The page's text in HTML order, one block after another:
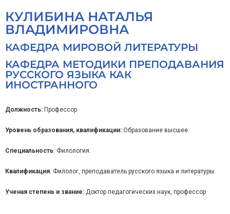
КУЛИБИНА НАТАЛЬЯ
ВЛАДИМИРОВНА
КАФЕДРА МИРОВОЙ ЛИТЕРАТУРЫ
КАФЕДРА МЕТОДИКИ ПРЕПОДАВАНИЯ
РУССКОГО ЯЗЫКА КАК
ИНОСТРАННОГО
Должность: Профессор
Уровень образования, квалификации: Образование высшее.
Специальность: Филология.
Квалификация: Филолог, преподаватель русского языка и литературы
Ученая степень и звание: Доктор педагогических наук, профессор